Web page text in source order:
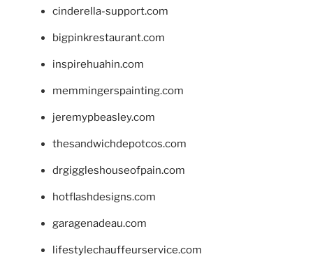
cinderella-support.com
bigpinkrestaurant.com
inspirehuahin.com
memmingerspainting.com
jeremypbeasley.com
thesandwichdepotcos.com
drgiggleshouseofpain.com
hotflashdesigns.com
garagenadeau.com
lifestylechauffeurservice.com